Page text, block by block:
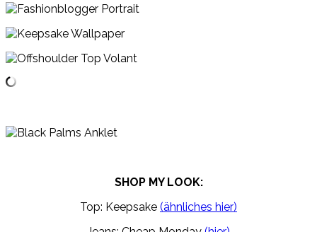
SHOP MY LOOK:
Top: Keepsake (ähnliches hier)